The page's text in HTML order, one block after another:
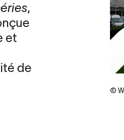
,
et
de
©